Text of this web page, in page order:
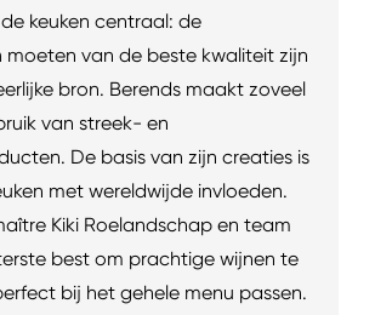
keuken centraal: de
moeten van de beste kwaliteit zijn
bron. Berends maakt zoveel
van streek- en
De basis van zijn creaties is
met wereldwijde invloeden.
Kiki Roelandschap en team
best om prachtige wijnen te
bij het gehele menu passen.